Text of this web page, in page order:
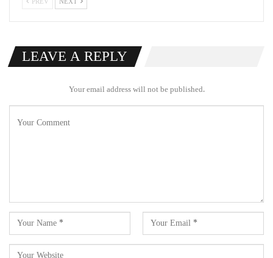
LEAVE A REPLY
Your email address will not be published.